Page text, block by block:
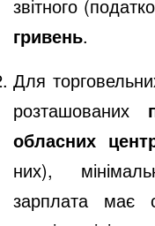
звітного
гривень.
Для
розташованих
обласних
них),
зарплата має